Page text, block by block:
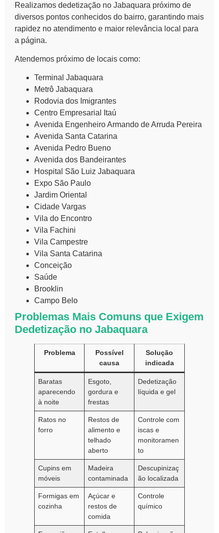
Realizamos dedetização no Jabaquara próximo de
diversos pontos conhecidos do bairro, garantindo mais
rapidez no atendimento e maior relevância local para
a página.
Atendemos próximo de locais como:
Terminal Jabaquara
Metrô Jabaquara
Rodovia dos Imigrantes
Centro Empresarial Itaú
Avenida Engenheiro Armando de Arruda Pereira
Avenida Santa Catarina
Avenida Pedro Bueno
Avenida dos Bandeirantes
Hospital São Luiz Jabaquara
Expo São Paulo
Jardim Oriental
Cidade Vargas
Vila do Encontro
Vila Fachini
Vila Campestre
Vila Santa Catarina
Conceição
Saúde
Brooklin
Campo Belo
Problemas Mais Comuns que Exigem
Dedetização no Jabaquara
Problema
Possível
causa
Solução
indicada
Baratas
aparecendo
à noite
Esgoto,
gordura e
frestas
Dedetização
líquida e gel
Ratos no
forro
Restos de
alimento e
telhado
aberto
Controle com
iscas e
monitoramen
to
Cupins em
móveis
Madeira
contaminada
Descupinizaç
ão localizada
Formigas em
cozinha
Açúcar e
restos de
comida
Controle
químico